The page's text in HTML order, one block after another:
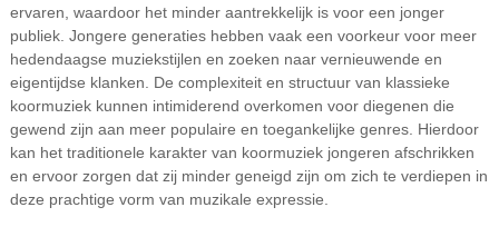
ervaren, waardoor het minder aantrekkelijk is voor een jonger
publiek. Jongere generaties hebben vaak een voorkeur voor meer
hedendaagse muziekstijlen en zoeken naar vernieuwende en
eigentijdse klanken. De complexiteit en structuur van klassieke
koormuziek kunnen intimiderend overkomen voor diegenen die
gewend zijn aan meer populaire en toegankelijke genres. Hierdoor
kan het traditionele karakter van koormuziek jongeren afschrikken
en ervoor zorgen dat zij minder geneigd zijn om zich te verdiepen in
deze prachtige vorm van muzikale expressie.